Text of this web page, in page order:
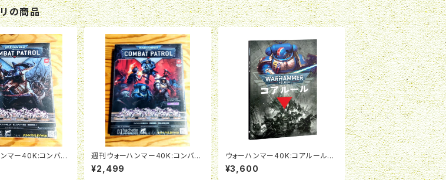
の商品
マー40K:コンバッ
号
週刊ウォーハンマー40K:コンバッ
トパトロール07号
¥2,499
ウォーハンマー40K:コアルール
（日本語版）
¥3,600